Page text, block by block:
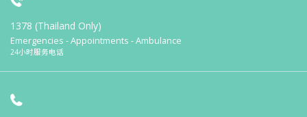
1378 (Thailand Only)
Emergencies - Appointments - Ambulance
24小时服务电话